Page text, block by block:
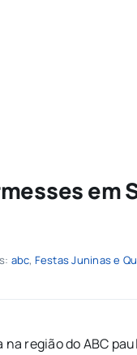
em
abc, Festas Juninas e
região do ABC